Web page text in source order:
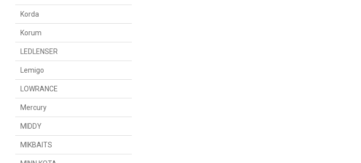
Korda
Korum
LEDLENSER
Lemigo
LOWRANCE
Mercury
MIDDY
MIKBAITS